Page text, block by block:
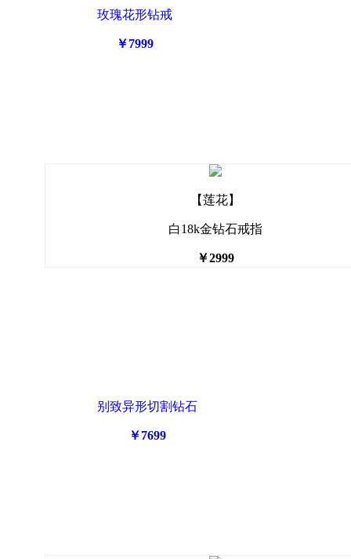
玫瑰花形钻戒
￥7999
【莲花】
白18k金钻石戒指
￥2999
别致异形切割钻石
￥7699